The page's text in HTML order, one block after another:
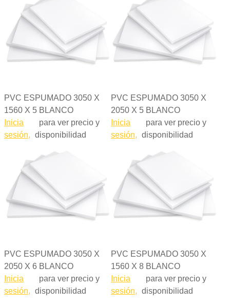
PVC ESPUMADO 3050 X
1560 X 5 BLANCO
Inicia
sesión,
para ver precio y
disponibilidad
PVC ESPUMADO 3050 X
2050 X 5 BLANCO
Inicia
sesión,
para ver precio y
disponibilidad
PVC ESPUMADO 3050 X
2050 X 6 BLANCO
Inicia
sesión,
para ver precio y
disponibilidad
PVC ESPUMADO 3050 X
1560 X 8 BLANCO
Inicia
sesión,
para ver precio y
disponibilidad